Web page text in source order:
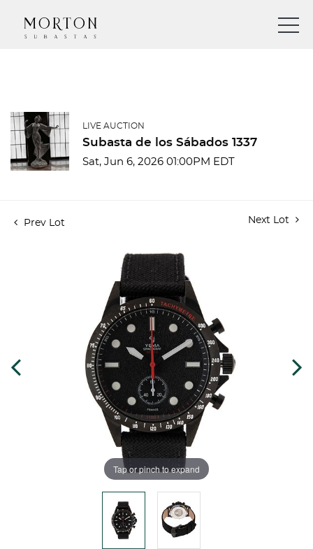
LIVE AUCTION
Subasta de los Sábados 1337
Sat, Jun 6, 2026 01:00PM EDT
Prev Lot Next Lot
Tap or pinch to expand